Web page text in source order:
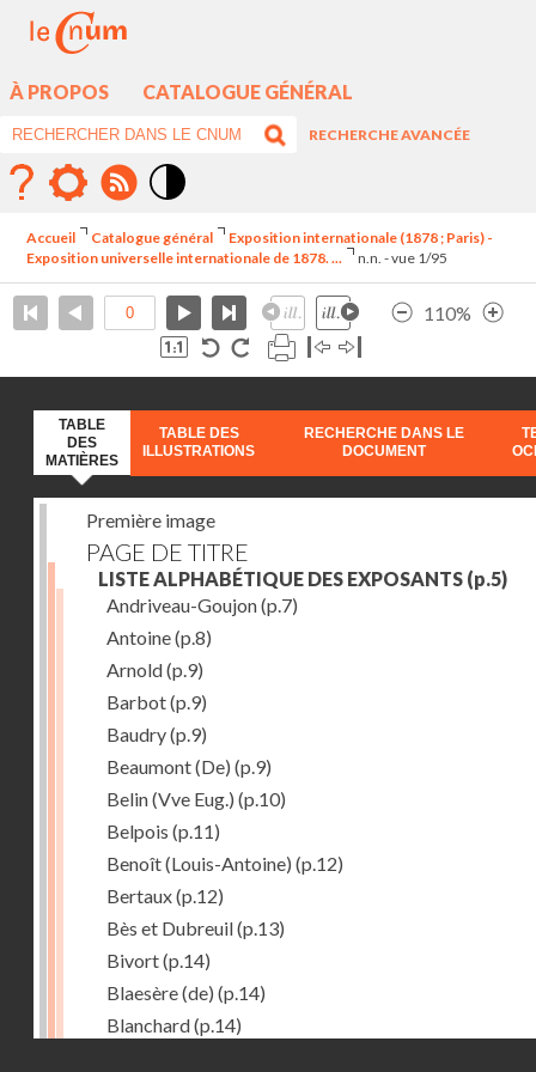
À PROPOS CATALOGUE GÉNÉRAL
RECHERCHE AVANCÉE
élévé
Accueil Catalogue général
Exposition internationale (1878 ; Paris) -
Exposition universelle internationale de 1878. ...
n.n. - vue 1/95
110%
TABLE
DES
MATIÈRES
TABLE DES
ILLUSTRATIONS
RECHERCHE DANS LE
DOCUMENT
Première image
PAGE DE TITRE
LISTE ALPHABÉTIQUE DES EXPOSANTS (p.5)
Andriveau-Goujon(p.7)
Antoine(p.8)
Arnold(p.9)
Barbot(p.9)
Baudry(p.9)
Beaumont (De) (p.9)
Belin (Vve Eug.) (p.10)
Belpois (p.11)
Benoît (Louis-Antoine) (p.12)
Bertaux(p.12)
Bès et Dubreuil(p.13)
Bivort(p.14)
Blaesère (de) (p.14)
Blanchard(p.14)